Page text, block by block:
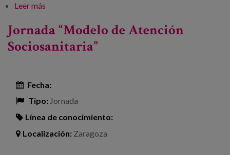
Leer más
Jornada “Modelo de Atención
Sociosanitaria”
Fecha:
Tipo: Jornada
Línea de conocimiento:
Localización: Zaragoza